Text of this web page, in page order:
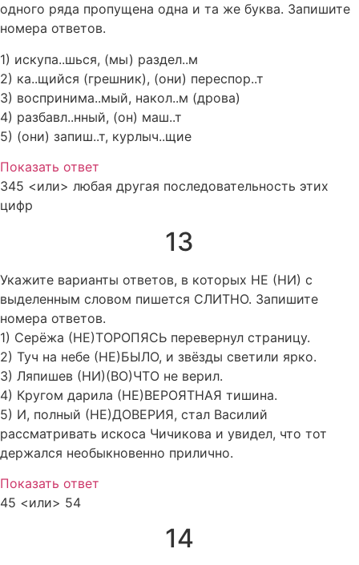
одного ряда пропущена одна и та же буква. Запишите
номера ответов.
1) искупа..шься, (мы) раздел..м
2) ка..щийся (грешник), (они) переспор..т
3) воспринима..мый, накол..м (дрова)
4) разбавл..нный, (он) маш..т
5) (они) запиш..т, курлыч..щие
Показать ответ
345 <или> любая другая последовательность этих
цифр
13
Укажите варианты ответов, в которых НЕ (НИ) с
выделенным словом пишется СЛИТНО. Запишите
номера ответов.
1) Серёжа (НЕ)ТОРОПЯСЬ перевернул страницу.
2) Туч на небе (НЕ)БЫЛО, и звёзды светили ярко.
3) Ляпишев (НИ)(ВО)ЧТО не верил.
4) Кругом дарила (НЕ)ВЕРОЯТНАЯ тишина.
5) И, полный (НЕ)ДОВЕРИЯ, стал Василий
рассматривать искоса Чичикова и увидел, что тот
держался необыкновенно прилично.
Показать ответ
45 <или> 54
14